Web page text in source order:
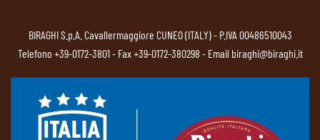
BIRAGHI S.p.A. Cavallermaggiore CUNEO (ITALY) - P.IVA 00486510043
Telefono +39-0172-3801- Fax +39-0172-380298 - Email biraghi@biraghi.it